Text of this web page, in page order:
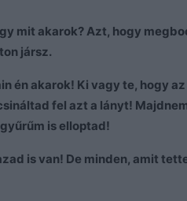
mit akarok? Azt, hogy
jársz.
én akarok! Ki vagy te, hogy
fel azt a lányt!
is elloptad!
is van! De minden, amit